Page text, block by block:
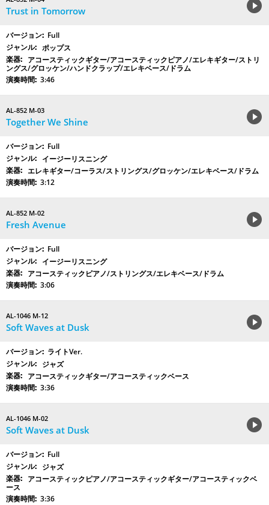
Trust in Tomorrow
Full
ポップス
アコースティックギター/アコースティックピアノ/エレキギター/ストリ
ングス/グロッケン/ハンドクラップ/エレキベース/ドラム
3:46
AL-852 M-03
Together We Shine
Full
イージーリスニング
エレキギター/コーラス/ストリングス/グロッケン/エレキベース/ドラム
3:12
AL-852 M-02
Fresh Avenue
Full
イージーリスニング
アコースティックピアノ/ストリングス/エレキベース/ドラム
3:06
AL-1046 M-12
Soft Waves at Dusk
ライトVer.
ジャズ
アコースティックギター/アコースティックベース
3:36
AL-1046 M-02
Soft Waves at Dusk
Full
ジャズ
アコースティックピアノ/アコースティックギター/アコースティックベ
ース
3:36